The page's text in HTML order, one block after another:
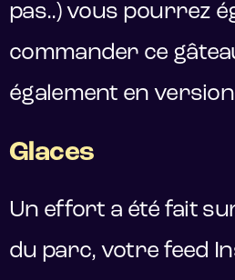
pas..) vous pourrez
commander ce
également en version
Glaces
Un effort a été fait
du parc, votre feed